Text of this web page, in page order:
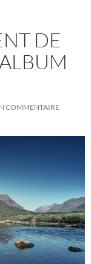
DE
COMMENTAIRE